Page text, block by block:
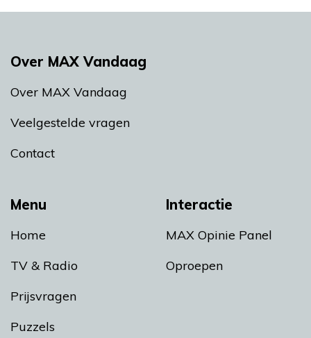
Menu
Home
TV & Radio
Prijsvragen
Puzzels
Interactie
MAX Opinie Panel
Oproepen
Over MAX Vandaag
Over MAX Vandaag
Veelgestelde vragen
Contact